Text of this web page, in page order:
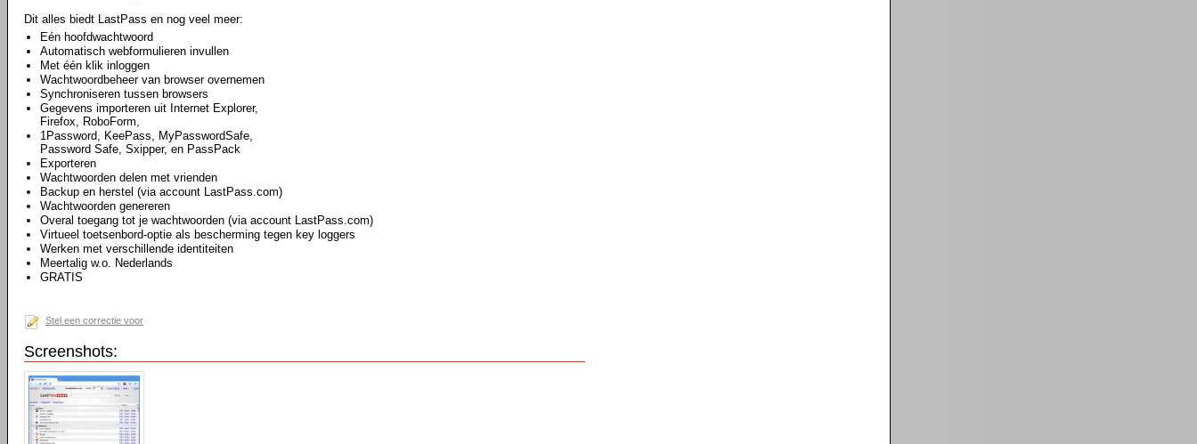
Dit alles biedt LastPass en nog veel meer:
Eén hoofdwachtwoord
Automatisch webformulieren invullen
Met één klik inloggen
Wachtwoordbeheer van browser overnemen
Synchroniseren tussen browsers
Gegevens importeren uit Internet Explorer,
Firefox, RoboForm,
1Password, KeePass, MyPasswordSafe,
Password Safe, Sxipper, en PassPack
Exporteren
Wachtwoorden delen met vrienden
Backup en herstel (via account LastPass.com)
Wachtwoorden genereren
Overal toegang tot je wachtwoorden (via account LastPass.com)
Virtueel toetsenbord-optie als bescherming tegen key loggers
Werken met verschillende identiteiten
Meertalig w.o. Nederlands
GRATIS
Stel een correctie voor
Screenshots: